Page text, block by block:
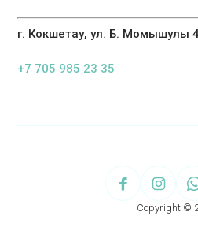
г. Кокшетау, ул. Б. Момышулы
+7 705 985 23 35
Copyright ©